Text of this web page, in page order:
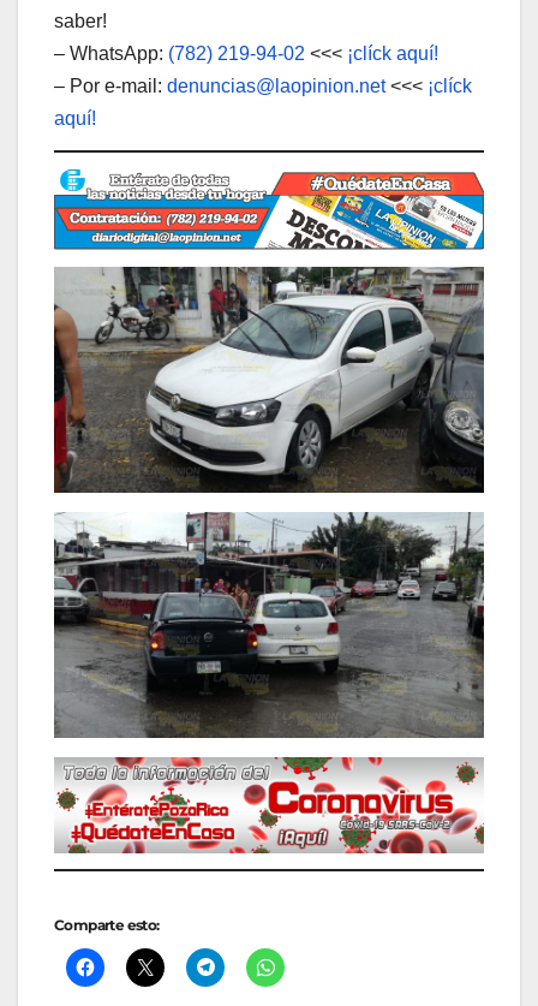
saber!
– WhatsApp: (782) 219-94-02 <<< ¡clíck aquí!
– Por e-mail: denuncias@laopinion.net<<< ¡clíck
aquí!
Comparte esto: